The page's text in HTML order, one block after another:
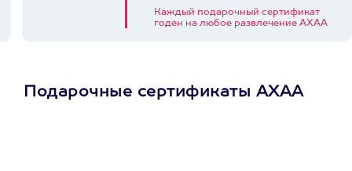
Каждый подарочный сертификат
годен на любое развлечение АХАА
Подарочные сертификаты АХАА